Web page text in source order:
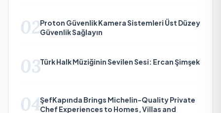
02Proton Güvenlik Kamera Sistemleri Üst Düzey
Güvenlik Sağlayın
03Türk Halk Müziğinin Sevilen Sesi: Ercan Şimşek
04ŞefKapında Brings Michelin-Quality Private
Chef Experiences to Homes, Villas and